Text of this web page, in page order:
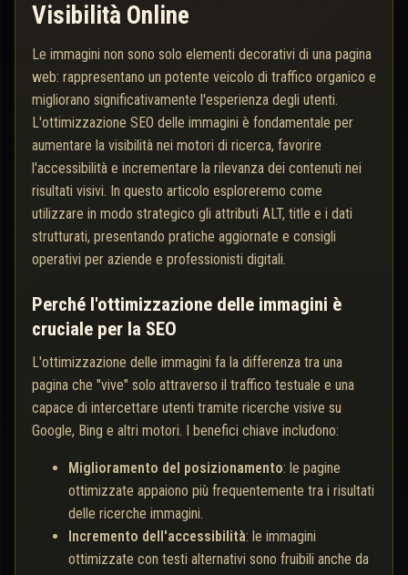
Visibilità Online
Le immagini non sono solo elementi decorativi di una pagina
web: rappresentano un potente veicolo di traffico organico e
migliorano significativamente l'esperienza degli utenti.
L'ottimizzazione SEO delle immagini è fondamentale per
aumentare la visibilità nei motori di ricerca, favorire
l'accessibilità e incrementare la rilevanza dei contenuti nei
risultati visivi. In questo articolo esploreremo come
utilizzare in modo strategico gli attributi ALT, title e i dati
strutturati, presentando pratiche aggiornate e consigli
operativi per aziende e professionisti digitali.
Perché l'ottimizzazione delle immagini è
cruciale per la SEO
L'ottimizzazione delle immagini fa la differenza tra una
pagina che "vive" solo attraverso il traffico testuale e una
capace di intercettare utenti tramite ricerche visive su
Google, Bing e altri motori. I benefici chiave includono:
Miglioramento del posizionamento: le pagine
ottimizzate appaiono più frequentemente tra i risultati
delle ricerche immagini.
Incremento dell'accessibilità: le immagini
ottimizzate con testi alternativi sono fruibili anche da